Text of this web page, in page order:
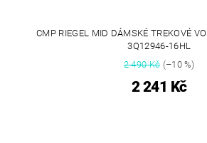
CMP RIEGEL MID DÁMSKÉ TREKOVÉ
3Q12946-16HL
2 490 Kč(–10 %)
2 241 Kč